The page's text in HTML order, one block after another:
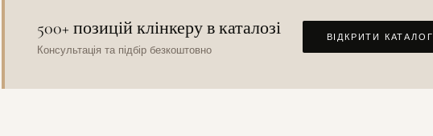
500+ позицій клінкеру в каталозі
Консультація та підбір безкоштовно
ВІДКРИТИ